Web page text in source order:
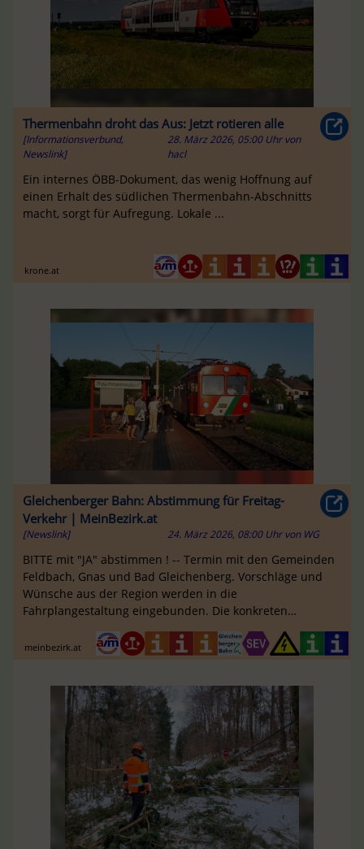
Thermenbahn droht das Aus: Jetzt rotieren alle
[Informationsverbund,
Newslink]
28. März 2026, 05:00 Uhr von
hacl
Ein internes ÖBB-Dokument, das wenig Hoffnung auf
einen Erhalt des südlichen Thermenbahn-Abschnitts
macht, sorgt für Aufregung. Lokale ...
krone.at
Gleichenberger Bahn: Abstimmung für Freitag-
Verkehr | MeinBezirk.at
[Newslink] 24. März 2026, 08:00 Uhr von WG
BITTE mit "JA" abstimmen ! -- Termin mit den Gemeinden
Feldbach, Gnas und Bad Gleichenberg. Vorschläge und
Wünsche aus der Region werden in die
Fahrplangestaltung eingebunden. Die konkreten
Zusatztermine werden rechtzeitig bekannt gegeben
meinbezirk.at